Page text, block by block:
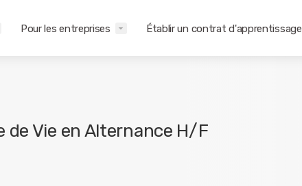
Pour les entreprises Établir un contrat d'apprentissage
de Vie en Alternance H/F